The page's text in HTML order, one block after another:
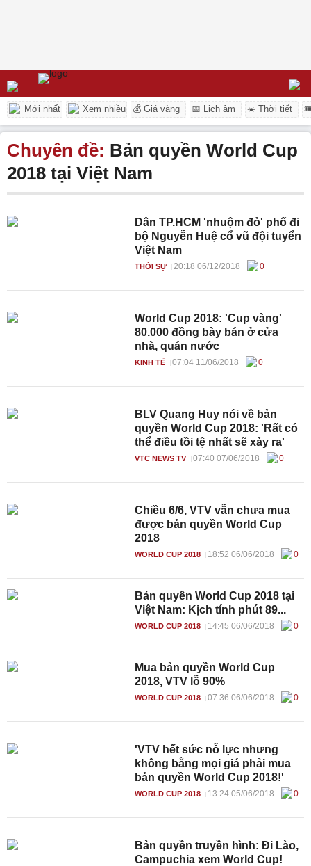
Mới nhất Xem nhiều 💰 Giá vàng 📅 Lịch âm ☀️ Thời tiết
Chuyên đề: Bản quyền World Cup
2018 tại Việt Nam
Dân TP.HCM 'nhuộm đỏ' phố đi
bộ Nguyễn Huệ cổ vũ đội tuyển
Việt Nam
THỜI SỰ 20:18 06/12/2018 0
World Cup 2018: 'Cup vàng'
80.000 đồng bày bán ở cửa
nhà, quán nước
KINH TẾ 07:04 11/06/2018 0
BLV Quang Huy nói về bản
quyền World Cup 2018: 'Rất có
thể điều tồi tệ nhất sẽ xảy ra'
VTC NEWS TV 07:40 07/06/2018 0
Chiều 6/6, VTV vẫn chưa mua
được bản quyền World Cup
2018
WORLD CUP 2018 18:52 06/06/2018 0
Bản quyền World Cup 2018 tại
Việt Nam: Kịch tính phút 89...
WORLD CUP 2018 14:45 06/06/2018 0
Mua bản quyền World Cup
2018, VTV lỗ 90%
WORLD CUP 2018 07:36 06/06/2018 0
'VTV hết sức nỗ lực nhưng
không bằng mọi giá phải mua
bản quyền World Cup 2018!'
WORLD CUP 2018 13:24 05/06/2018 0
Bản quyền truyền hình: Đi Lào,
Campuchia xem World Cup!